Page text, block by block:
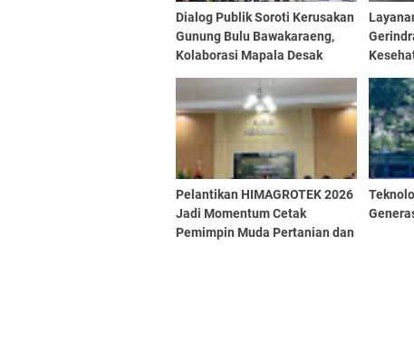
Dialog Publik Soroti Kerusakan
Gunung Bulu Bawakaraeng,
Kolaborasi Mapala Desak
Pelantikan HIMAGROTEK 2026
Jadi Momentum Cetak
Pemimpin Muda Pertanian dan